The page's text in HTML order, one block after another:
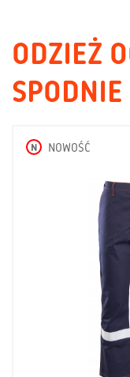
ODZIEŻ
N NOWOŚĆ